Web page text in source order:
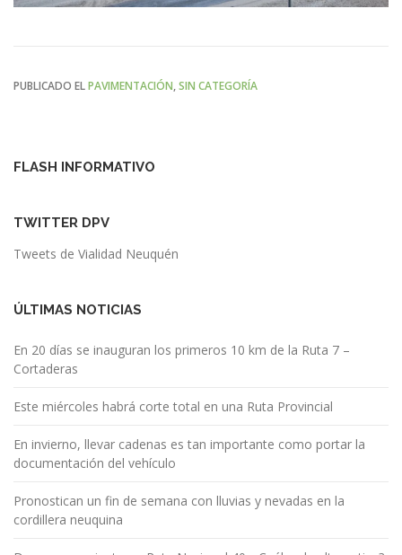
PUBLICADO ELPAVIMENTACIÓN,SIN CATEGORÍA
FLASH INFORMATIVO
TWITTER DPV
Tweets de Vialidad Neuquén
ÚLTIMAS NOTICIAS
En 20 días se inauguran los primeros 10 km de la Ruta 7 –
Cortaderas
Este miércoles habrá corte total en una Ruta Provincial
En invierno, llevar cadenas es tan importante como portar la
documentación del vehículo
Pronostican un fin de semana con lluvias y nevadas en la
cordillera neuquina